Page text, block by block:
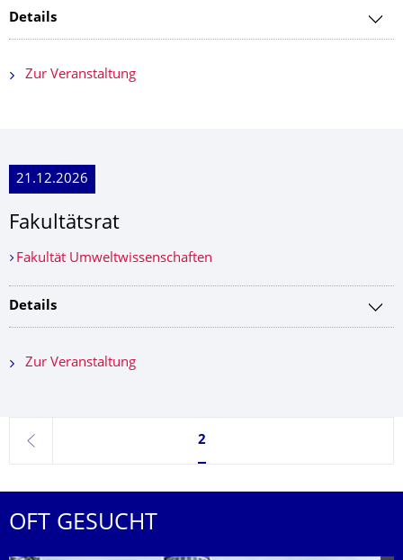
Details
Zur Veranstaltung
21.12.2026
Fakultätsrat
Fakultät Umweltwissenschaften
Details
Zur Veranstaltung
zurück
Seite 2, aktuell ausgewählt
2
OFT GESUCHT